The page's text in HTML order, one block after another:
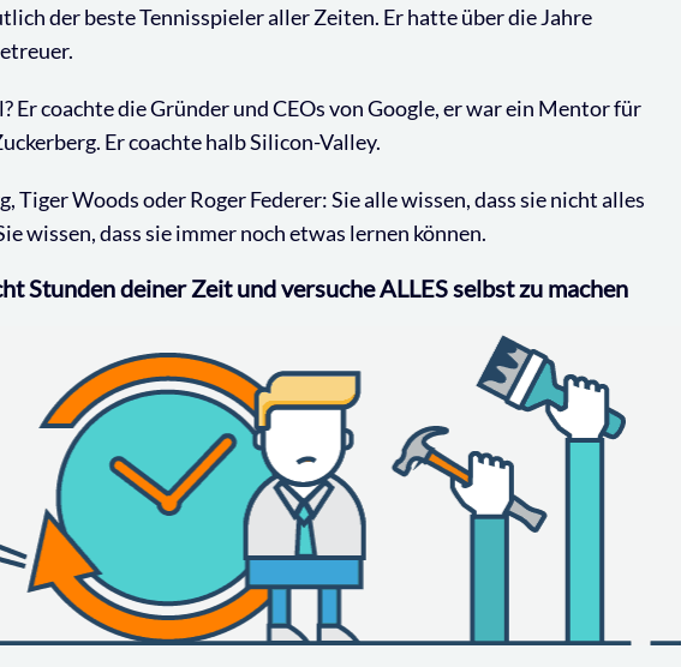
der beste Tennisspieler aller Zeiten. Er hatte über die Jahre
Er coachte die Gründer und CEOs von Google, er war ein Mentor für
Er coachte halb Silicon-Valley.
Tiger Woods oder Roger Federer: Sie alle wissen, dass sie nicht alles
wissen, dass sie immer noch etwas lernen können.
Stunden deiner Zeit und versuche ALLES selbst zu machen